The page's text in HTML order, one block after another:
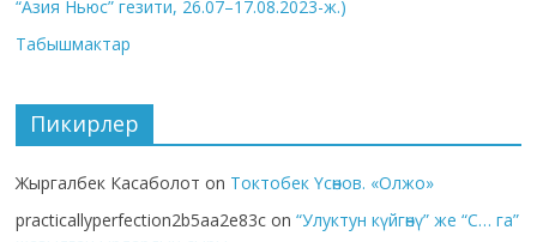
“Азия Ньюс” гезити, 26.07–17.08.2023-ж.)
Табышмактар
Пикирлер
Жыргалбек Касаболот on Токтобек Үсөнов. «Олжо»
practicallyperfection2b5aa2e83c on“Улуктун күйгөнү” же “С… га”